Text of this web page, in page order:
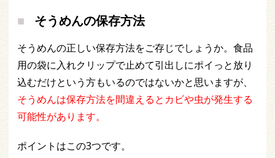
そうめんの保存方法
そうめんの正しい保存方法をご存じでしょうか。食品
用の袋に入れクリップで止めて引出しにポイっと放り
込むだけという方もいるのではないかと思いますが、
そうめんは保存方法を間違えるとカビや虫が発生する
可能性があります。
ポイントはこの3つです。